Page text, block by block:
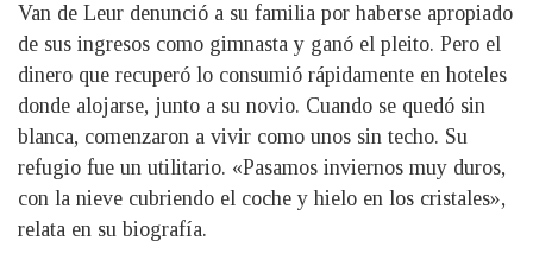
Van de Leur denunció a su familia por haberse apropiado
de sus ingresos como gimnasta y ganó el pleito. Pero el
dinero que recuperó lo consumió rápidamente en hoteles
donde alojarse, junto a su novio. Cuando se quedó sin
blanca, comenzaron a vivir como unos sin techo. Su
refugio fue un utilitario. «Pasamos inviernos muy duros,
con la nieve cubriendo el coche y hielo en los cristales»,
relata en su biografía.